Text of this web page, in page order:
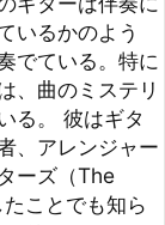
とでも知ら
のセッショ
ナンシー・ウ
ジシャンの一
高度なギター
グな声がな
の輝きは失
。